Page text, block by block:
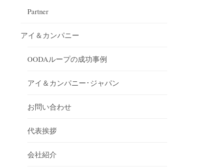
Partner
アイ＆カンパニー
OODAループの成功事例
アイ＆カンパニー･ジャパン
お問い合わせ
代表挨拶
会社紹介